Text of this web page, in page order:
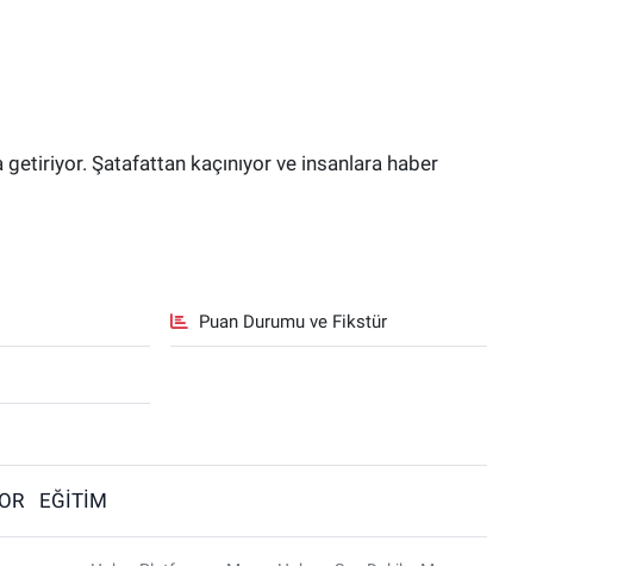
Şatafattan kaçınıyor ve insanlara haber
Puan Durumu ve Fikstür
EĞİTİM